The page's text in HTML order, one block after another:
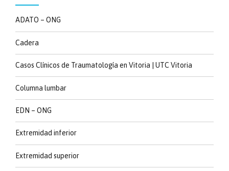
ADATO – ONG
Cadera
Casos Clínicos de Traumatología en Vitoria | UTC Vitoria
Columna lumbar
EDN – ONG
Extremidad inferior
Extremidad superior